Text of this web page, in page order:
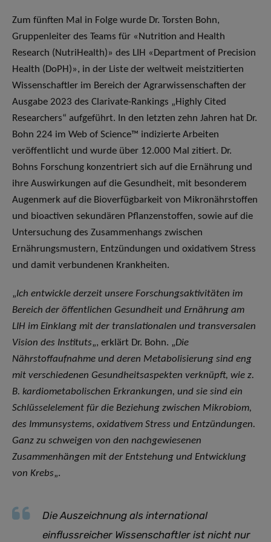
Zum fünften Mal in Folge wurde Dr. Torsten Bohn,
Gruppenleiter des Teams für «Nutrition and Health
Research (NutriHealth)» des LIH «Department of Precision
Health (DoPH)», in der Liste der weltweit meistzitierten
Wissenschaftler im Bereich der Agrarwissenschaften der
Ausgabe 2023 des Clarivate-Rankings „Highly Cited
Researchers“ aufgeführt. In den letzten zehn Jahren hat Dr.
Bohn 224 im Web of Science™ indizierte Arbeiten
veröffentlicht und wurde über 12.000 Mal zitiert. Dr.
Bohns Forschung konzentriert sich auf die Ernährung und
ihre Auswirkungen auf die Gesundheit, mit besonderem
Augenmerk auf die Bioverfügbarkeit von Mikronährstoffen
und bioactiven sekundären Pflanzenstoffen, sowie auf die
Untersuchung des Zusammenhangs zwischen
Ernährungsmustern, Entzündungen und oxidativem Stress
und damit verbundenen Krankheiten.
„Ich entwickle derzeit unsere Forschungsaktivitäten im
Bereich der öffentlichen Gesundheit und Ernährung am
LIH im Einklang mit der translationalen und transversalen
Vision des Instituts„, erklärt Dr. Bohn. „Die
Nährstoffaufnahme und deren Metabolisierung sind eng
mit verschiedenen Gesundheitsaspekten verknüpft, wie z.
B. kardiometabolischen Erkrankungen, und sie sind ein
Schlüsselelement für die Beziehung zwischen Mikrobiom,
des Immunsystems, oxidativem Stress und Entzündungen.
Ganz zu schweigen von den nachgewiesenen
Zusammenhängen mit der Entstehung und Entwicklung
von Krebs„.
Die Auszeichnung als international
einflussreicher Wissenschaftler ist nicht nur